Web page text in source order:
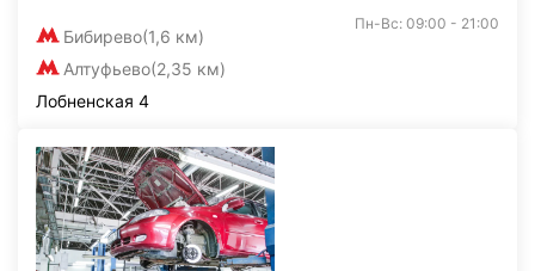
Бибирево(1,6 км)
Алтуфьево(2,35 км)
Пн-Вс: 09:00 - 21:00
Лобненская 4